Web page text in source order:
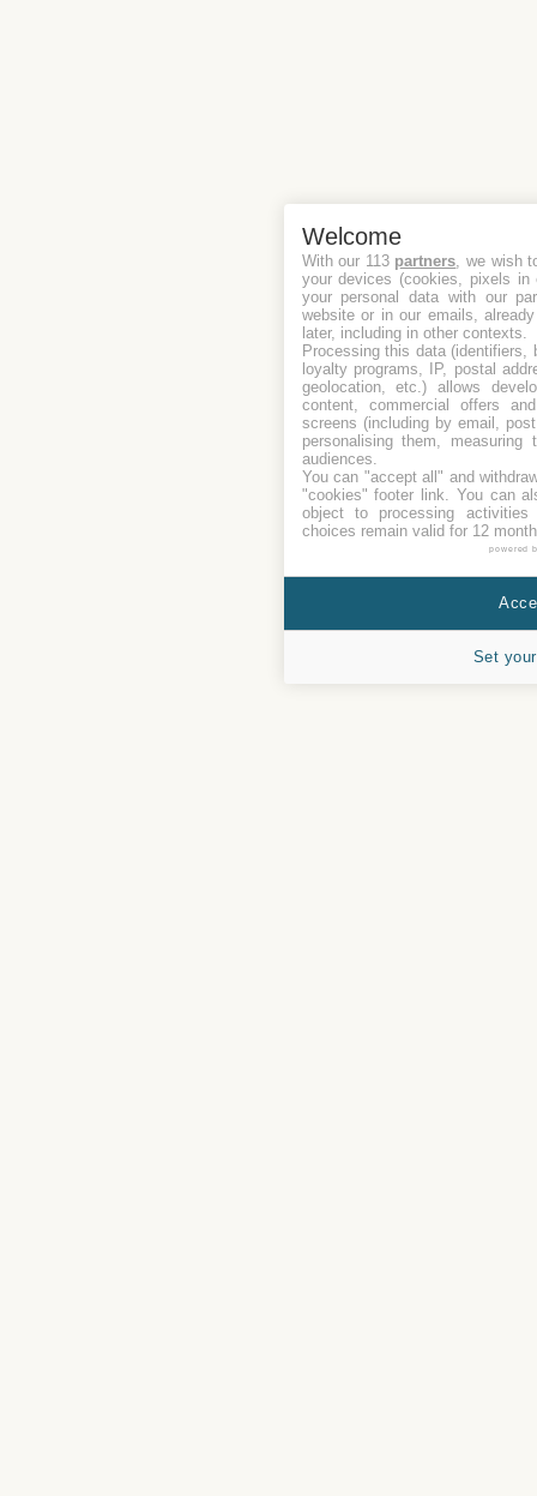
Welcome
With our 113 partners, we wish
your devices (cookies, pixels
your personal data with our
website or in our emails,
later, including in other contexts.
Processing this data (identifiers,
loyalty programs, IP, postal
geolocation, etc.) allows
content, commercial offers
screens (including by email,
personalising them, measuring
audiences.
You can "accept all" and
"cookies" footer link. You can
object to processing
choices remain valid for 12
powered
Set